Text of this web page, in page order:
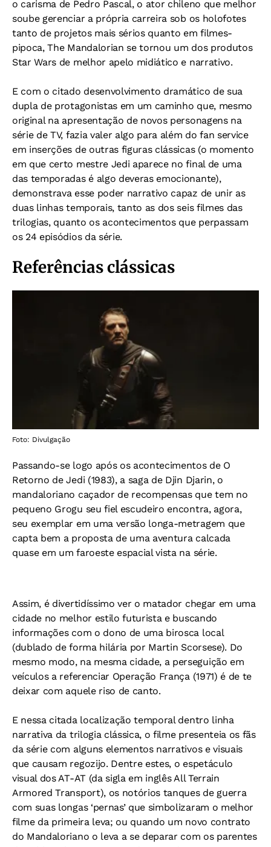
o carisma de Pedro Pascal, o ator chileno que melhor
soube gerenciar a própria carreira sob os holofotes
tanto de projetos mais sérios quanto em filmes-
pipoca, The Mandalorian se tornou um dos produtos
Star Wars de melhor apelo midiático e narrativo.
E com o citado desenvolvimento dramático de sua
dupla de protagonistas em um caminho que, mesmo
original na apresentação de novos personagens na
série de TV, fazia valer algo para além do fan service
em inserções de outras figuras clássicas (o momento
em que certo mestre Jedi aparece no final de uma
das temporadas é algo deveras emocionante),
demonstrava esse poder narrativo capaz de unir as
duas linhas temporais, tanto as dos seis filmes das
trilogias, quanto os acontecimentos que perpassam
os 24 episódios da série.
Referências clássicas
Foto: Divulgação
Passando-se logo após os acontecimentos de O
Retorno de Jedi (1983), a saga de Djin Djarin, o
mandaloriano caçador de recompensas que tem no
pequeno Grogu seu fiel escudeiro encontra, agora,
seu exemplar em uma versão longa-metragem que
capta bem a proposta de uma aventura calcada
quase em um faroeste espacial vista na série.
Assim, é divertidíssimo ver o matador chegar em uma
cidade no melhor estilo futurista e buscando
informações com o dono de uma birosca local
(dublado de forma hilária por Martin Scorsese). Do
mesmo modo, na mesma cidade, a perseguição em
veículos a referenciar Operação França (1971) é de te
deixar com aquele riso de canto.
E nessa citada localização temporal dentro linha
narrativa da trilogia clássica, o filme presenteia os fãs
da série com alguns elementos narrativos e visuais
que causam regozijo. Dentre estes, o espetáculo
visual dos AT-AT (da sigla em inglês All Terrain
Armored Transport), os notórios tanques de guerra
com suas longas ‘pernas’ que simbolizaram o melhor
filme da primeira leva; ou quando um novo contrato
do Mandaloriano o leva a se deparar com os parentes